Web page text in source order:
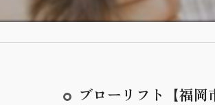
ブローリフト【福岡